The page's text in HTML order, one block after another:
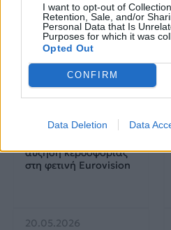
I want to opt-out of
Retention, Sale, and/or
Personal Data that Is
Purposes for which it was
Opted Out
CONFIRM
Data Deletion Data
EUROVISION
αύξηση κερδοφορίας
στη φετινή Eurovision
20.05.2026